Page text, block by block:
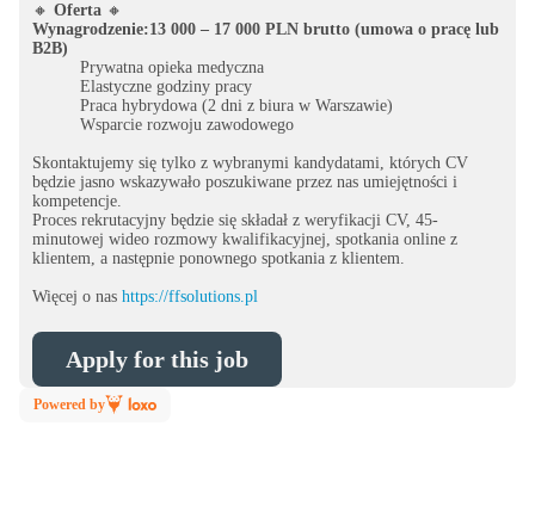
🔸Oferta 🔸
Wynagrodzenie:13 000 – 17 000 PLN brutto (umowa o pracę lub
B2B)
Prywatna opieka medyczna
Elastyczne godziny pracy
Praca hybrydowa (2 dni z biura w Warszawie)
Wsparcie rozwoju zawodowego
Skontaktujemy się tylko z wybranymi kandydatami, których CV
będzie jasno wskazywało poszukiwane przez nas umiejętności i
kompetencje.
Proces rekrutacyjny będzie się składał z weryfikacji CV, 45-
minutowej wideo rozmowy kwalifikacyjnej, spotkania online z
klientem, a następnie ponownego spotkania z klientem.
Więcej o nashttps://ffsolutions.pl
Apply for this job
Powered by